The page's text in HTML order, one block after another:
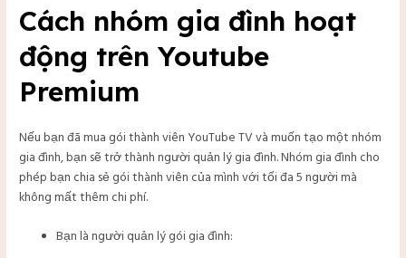
Cách nhóm gia đình hoạt
động trên Youtube
Premium
Nếu bạn đã mua gói thành viên YouTube TV và muốn tạo một nhóm
gia đình, bạn sẽ trở thành người quản lý gia đình. Nhóm gia đình cho
phép bạn chia sẻ gói thành viên của mình với tối đa 5 người mà
không mất thêm chi phí.
Bạn là người quản lý gói gia đình: